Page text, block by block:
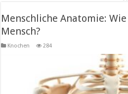
Menschliche Anatomie:
Mensch?
Knochen 284